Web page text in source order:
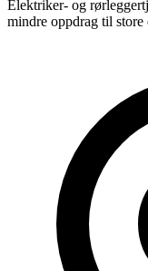
Elektriker- og
mindre oppdrag til